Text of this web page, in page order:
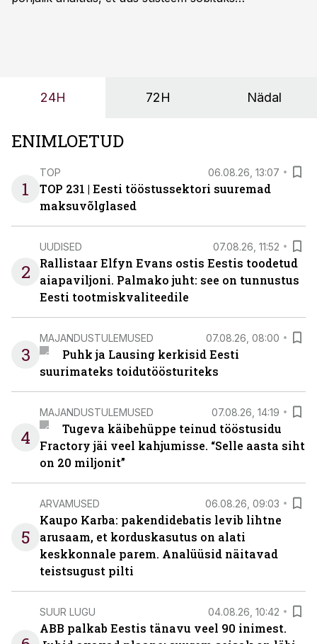
OÜ tegevjuht Sander Mitendorf.
24H 72H Nädal
ENIMLOETUD
1
TOP 06.08.26, 13:07
TOP 231 | Eesti tööstussektori suuremad
maksuvõlglased
2
UUDISED 07.08.26, 11:52
Rallistaar Elfyn Evans ostis Eestis toodetud
aiapaviljoni. Palmako juht: see on tunnustus
Eesti tootmiskvaliteedile
3
MAJANDUSTULEMUSED 07.08.26, 08:00
Puhk ja Lausing kerkisid Eesti
suurimateks toidutöösturiteks
4
MAJANDUSTULEMUSED 07.08.26, 14:19
Tugeva käibehüppe teinud tööstusidu
Fractory jäi veel kahjumisse. “Selle aasta siht
on 20 miljonit”
5
ARVAMUSED 06.08.26, 09:03
Kaupo Karba: pakendidebatis levib lihtne
arusaam, et korduskasutus on alati
keskkonnale parem. Analüüsid näitavad
teistsugust pilti
SUUR LUGU 04.08.26, 10:42
ABB palkab Eestis tänavu veel 90 inimest.